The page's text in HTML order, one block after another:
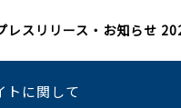
レスリリース・お知らせ
トに関して